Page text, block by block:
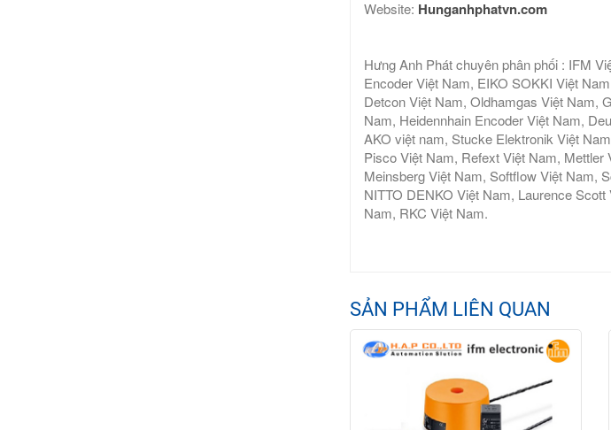
Website: Hunganhphatvn.com
Hưng Anh Phát chuyên phân phối : IFM
Encoder Việt Nam, EIKO SOKKI Việt
Detcon Việt Nam, Oldhamgas Việt Nam,
Nam, Heidennhain Encoder Việt Nam,
AKO việt nam, Stucke Elektronik Việt
Pisco Việt Nam, Refext Việt Nam,
Meinsberg Việt Nam, Softflow Việt Nam,
NITTO DENKO Việt Nam, Laurence
Nam, RKC Việt Nam.
SẢN PHẨM LIÊN QUAN